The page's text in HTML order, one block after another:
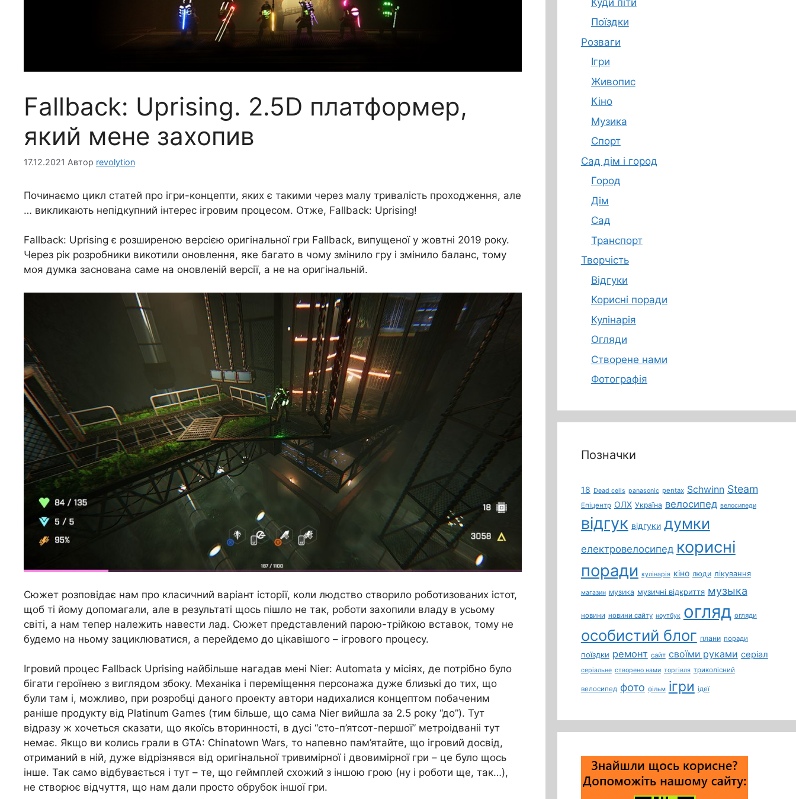
Fallback: Uprising. 2.5D платформер,
який мене захопив
17.12.2021 Автор revolytion
Починаємо цикл статей про ігри-концепти, яких є такими через малу тривалість проходження, але
… викликають непідкупний інтерес ігровим процесом. Отже, Fallback: Uprising!
Fallback: Uprising є розширеною версією оригінальної гри Fallback, випущеної у жовтні 2019 року.
Через рік розробники викотили оновлення, яке багато в чому змінило гру і змінило баланс, тому
моя думка заснована саме на оновленій версії, а не на оригінальній.
Сюжет розповідає нам про класичний варіант історії, коли людство створило роботизованих істот,
щоб ті йому допомагали, але в результаті щось пішло не так, роботи захопили владу в усьому
світі, а нам тепер належить навести лад. Сюжет представлений парою-трійкою вставок, тому не
будемо на ньому зациклюватися, а перейдемо до цікавішого – ігрового процесу.
Ігровий процес Fallback Uprising найбільше нагадав мені Nier: Automata у місіях, де потрібно було
бігати героїнею з виглядом збоку. Механіка і переміщення персонажа дуже близькі до тих, що
були там і, можливо, при розробці даного проекту автори надихалися концептом побаченим
раніше продукту від Platinum Games (тим більше, що сама Nier вийшла за 2.5 року “до”). Тут
відразу ж хочеться сказати, що якоїсь вторинності, в дусі “сто-п’ятсот-першої” метроідваніі тут
немає. Якщо ви колись грали в GTA: Chinatown Wars, то напевно пам’ятайте, що ігровий досвід,
отриманий в ній, дуже відрізнявся від оригінальної тривимірної і двовимірної гри – це було щось
інше. Так само відбувається і тут – те, що геймплей схожий з іншою грою (ну і роботи ще, так…),
не створює відчуття, що нам дали просто обрубок іншої гри.
Поїздки
Розваги
Ігри
Живопис
Кіно
Музика
Спорт
Сад дім і город
Город
Дім
Сад
Транспорт
Творчість
Відгуки
Корисні поради
Кулінарія
Огляди
Створене нами
Фотографія
Позначки
18 Dead cells panasonic pentax Schwinn Steam
Епіцентр ОЛХ Україна велосипед велосипеди
відгук відгуки думки
електровелосипед корисні
поради кулінарія кіно люди лікування
магазин музика музичні відкриття музыка
новини новини сайту ноутбук огляд огляди
особистий блог плани поради
поїздки ремонт сайт своїми руками серіал
серіальне створено нами торгівля триколісний
велосипед фото фільм ігри ідеї